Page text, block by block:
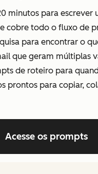
minutos para escrever
cobre todo o fluxo de
para encontrar o
que geram múltiplas
de roteiro para
prontos para copiar,
Acesse os prompts